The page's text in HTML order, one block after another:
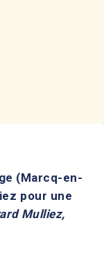
(Marcq-en-
pour une
Mulliez,